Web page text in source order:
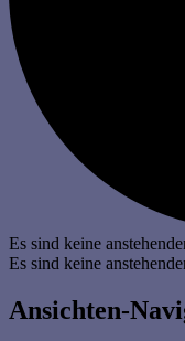
Es sind keine
Es sind keine
Ansichten-